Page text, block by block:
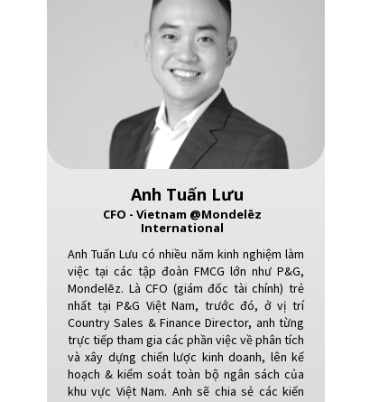
Global Companies
Anh Tuấn Lưu có nhiều năm kinh nghiệm làm
việc tại các tập đoàn FMCG lớn như P&G,
Mondelēz. Là CFO (giám đốc tài chính) trẻ
nhất tại P&G Việt Nam, trước đó, ở vị trí
Country Sales & Finance Director, anh từng
trực tiếp tham gia các phần việc về phân tích
và xây dựng chiến lược kinh doanh, lên kế
hoạch & kiểm soát toàn bộ ngân sách của
khu vực Việt Nam. Anh sẽ chia sẻ các kiến
Anh Tuấn Lưu
CFO - Vietnam @Mondelēz
International